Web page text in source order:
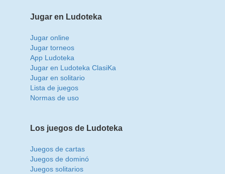
Jugar en Ludoteka
Jugar online
Jugar torneos
App Ludoteka
Jugar en Ludoteka ClasiKa
Jugar en solitario
Lista de juegos
Normas de uso
Los juegos de Ludoteka
Juegos de cartas
Juegos de dominó
Juegos solitarios